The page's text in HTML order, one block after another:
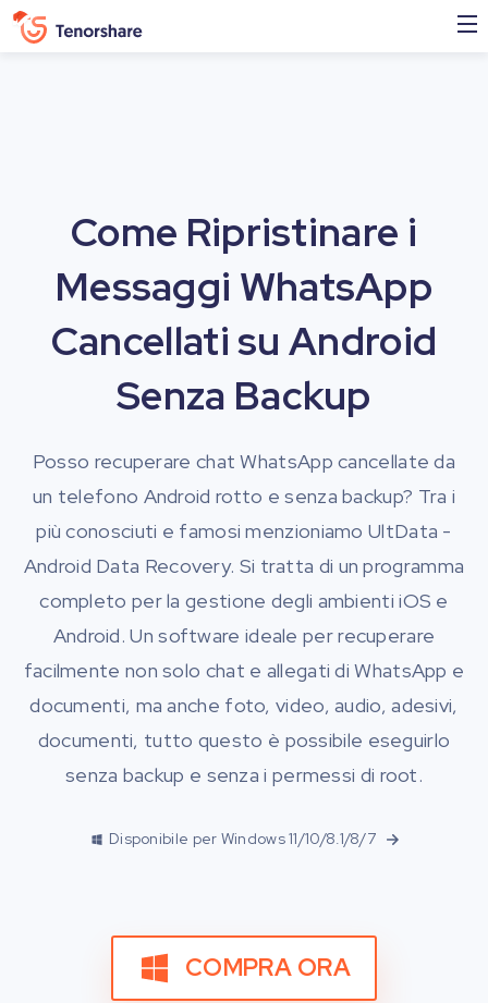
Come Ripristinare i
Messaggi WhatsApp
Cancellati su Android
Senza Backup
Posso recuperare chat WhatsApp cancellate da
un telefono Android rotto e senza backup? Tra i
più conosciuti e famosi menzioniamo UltData -
Android Data Recovery. Si tratta di un programma
completo per la gestione degli ambienti iOS e
Android. Un software ideale per recuperare
facilmente non solo chat e allegati di WhatsApp e
documenti, ma anche foto, video, audio, adesivi,
documenti, tutto questo è possibile eseguirlo
senza backup e senza i permessi di root.
Disponibile per Windows 11/10/8.1/8/7
COMPRA ORA